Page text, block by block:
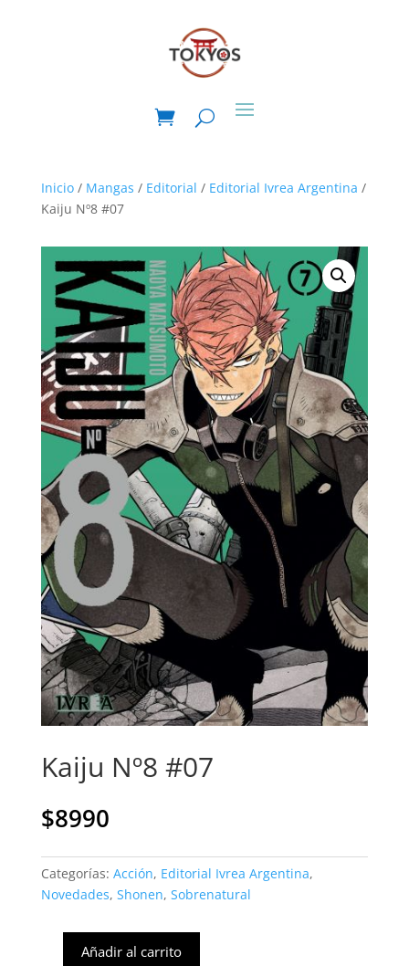
Inicio/ Mangas / Editorial / Editorial Ivrea Argentina /
Kaiju Nº8 #07
Kaiju Nº8 #07
$8990
Categorías: Acción, Editorial Ivrea Argentina,
Novedades, Shonen, Sobrenatural
Añadir al carrito